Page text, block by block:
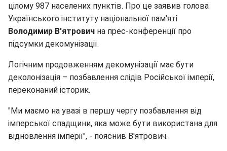
цілому 987 населених пунктів. Про це заявив голова
Українського інституту національної пам'яті
Володимир В'ятрович на прес-конференції про
підсумки декомунізації.
Логічним продовженням декомунізації має бути
деколонізація – позбавлення слідів Російської імперії,
переконаний історик.
"Ми маємо на увазі в першу чергу позбавлення від
імперської спадщини, яка може бути використана для
відновлення імперії", - пояснив В'ятрович.